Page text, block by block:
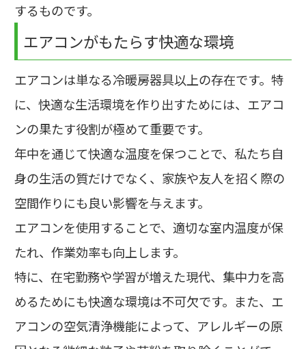
するものです。
エアコンがもたらす快適な環境
エアコンは単なる冷暖房器具以上の存在です。特
に、快適な生活環境を作り出すためには、エアコ
ンの果たす役割が極めて重要です。
年中を通じて快適な温度を保つことで、私たち自
身の生活の質だけでなく、家族や友人を招く際の
空間作りにも良い影響を与えます。
エアコンを使用することで、適切な室内温度が保
たれ、作業効率も向上します。
特に、在宅勤務や学習が増えた現代、集中力を高
めるためにも快適な環境は不可欠です。また、エ
アコンの空気清浄機能によって、アレルギーの原